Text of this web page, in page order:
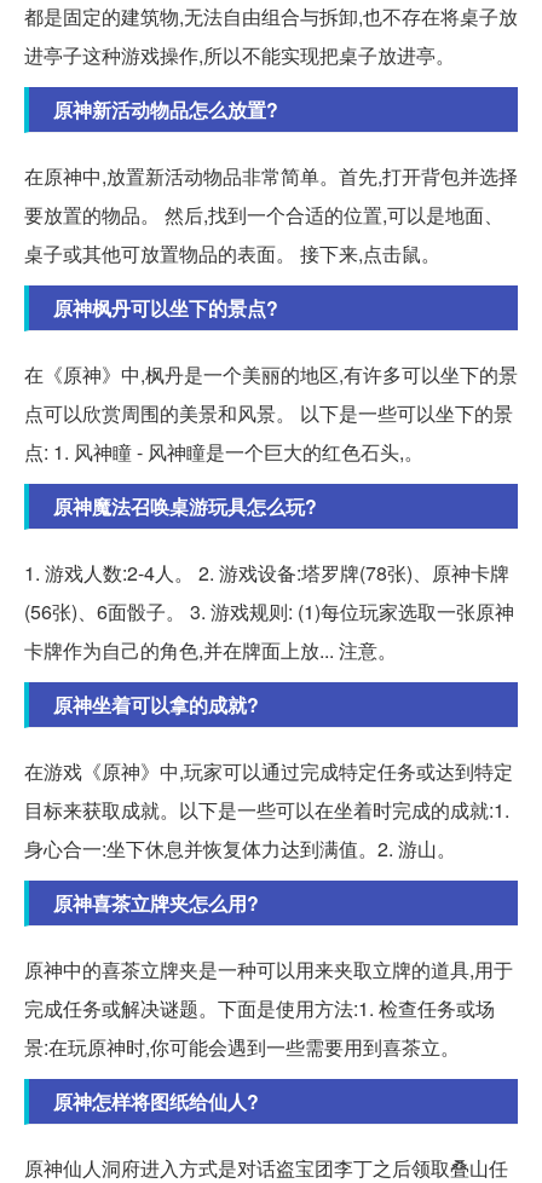
都是固定的建筑物,无法自由组合与拆卸,也不存在将桌子放
进亭子这种游戏操作,所以不能实现把桌子放进亭。
原神新活动物品怎么放置?
在原神中,放置新活动物品非常简单。首先,打开背包并选择
要放置的物品。 然后,找到一个合适的位置,可以是地面、
桌子或其他可放置物品的表面。 接下来,点击鼠。
原神枫丹可以坐下的景点?
在《原神》中,枫丹是一个美丽的地区,有许多可以坐下的景
点可以欣赏周围的美景和风景。 以下是一些可以坐下的景
点: 1. 风神瞳 - 风神瞳是一个巨大的红色石头,。
原神魔法召唤桌游玩具怎么玩?
1. 游戏人数:2-4人。 2. 游戏设备:塔罗牌(78张)、原神卡牌
(56张)、6面骰子。 3. 游戏规则: (1)每位玩家选取一张原神
卡牌作为自己的角色,并在牌面上放... 注意。
原神坐着可以拿的成就?
在游戏《原神》中,玩家可以通过完成特定任务或达到特定
目标来获取成就。以下是一些可以在坐着时完成的成就:1.
身心合一:坐下休息并恢复体力达到满值。2. 游山。
原神喜茶立牌夹怎么用?
原神中的喜茶立牌夹是一种可以用来夹取立牌的道具,用于
完成任务或解决谜题。下面是使用方法:1. 检查任务或场
景:在玩原神时,你可能会遇到一些需要用到喜茶立。
原神怎样将图纸给仙人?
原神仙人洞府进入方式是对话盗宝团李丁之后领取叠山任